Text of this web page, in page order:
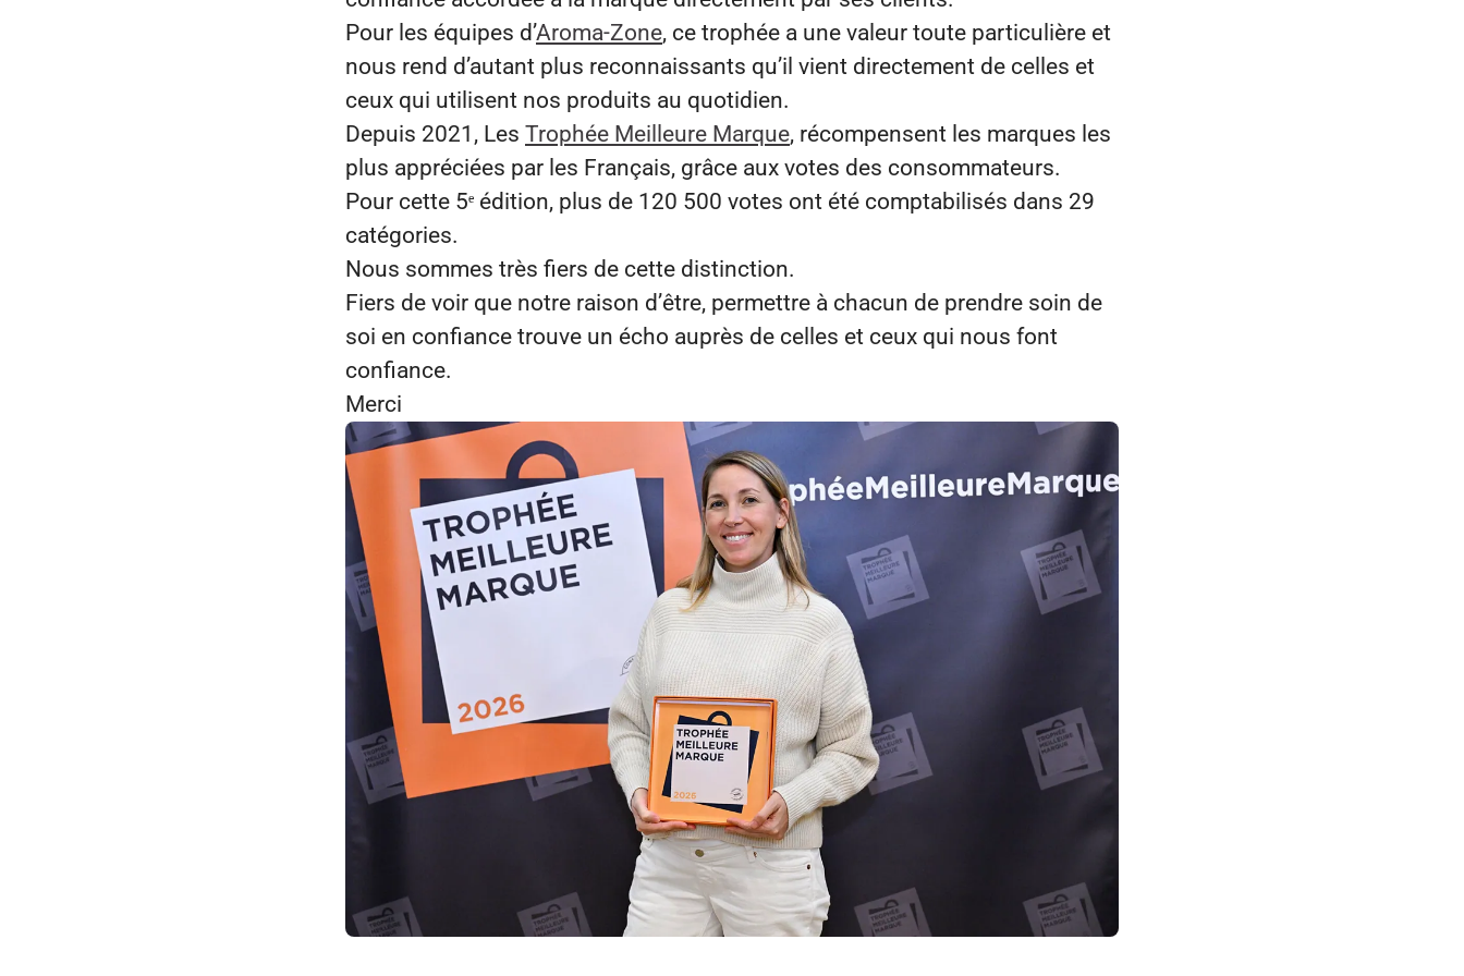
Pour les équipes d’Aroma-Zone, ce trophée a une valeur toute particulière et
nous rend d’autant plus reconnaissants qu’il vient directement de celles et
ceux qui utilisent nos produits au quotidien.
Depuis 2021, Les Trophée Meilleure Marque, récompensent les marques les
plus appréciées par les Français, grâce aux votes des consommateurs.
Pour cette 5ᵉ édition, plus de 120 500 votes ont été comptabilisés dans 29
catégories.
Nous sommes très fiers de cette distinction.
Fiers de voir que notre raison d’être, permettre à chacun de prendre soin de
soi en confiance trouve un écho auprès de celles et ceux qui nous font
confiance.
Merci